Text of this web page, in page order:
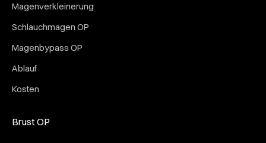
Magenverkleinerung
Schlauchmagen OP
Magenbypass OP
Ablauf
Kosten
Brust OP